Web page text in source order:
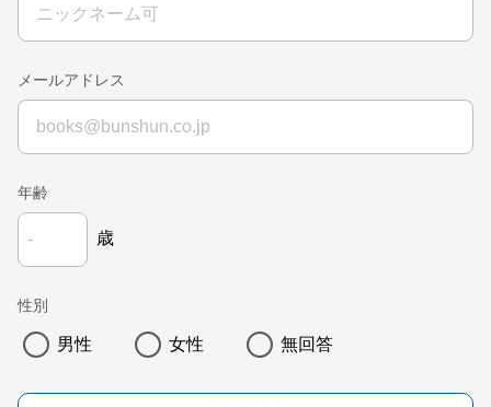
メールアドレス
年齢
歳
性別
男性 女性 無回答